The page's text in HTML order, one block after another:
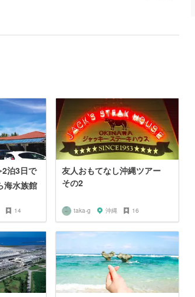
泊3日で
水族館
14
友人おもてなし沖縄ツアー
その2
taka-g 沖縄 16